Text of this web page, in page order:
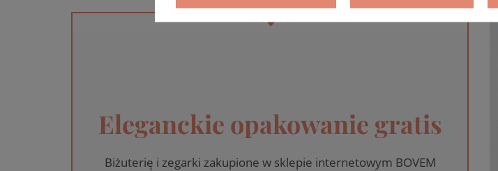
Eleganckie opakowanie gratis
Biżuterię i zegarki zakupione w sklepie internetowym BOVEM